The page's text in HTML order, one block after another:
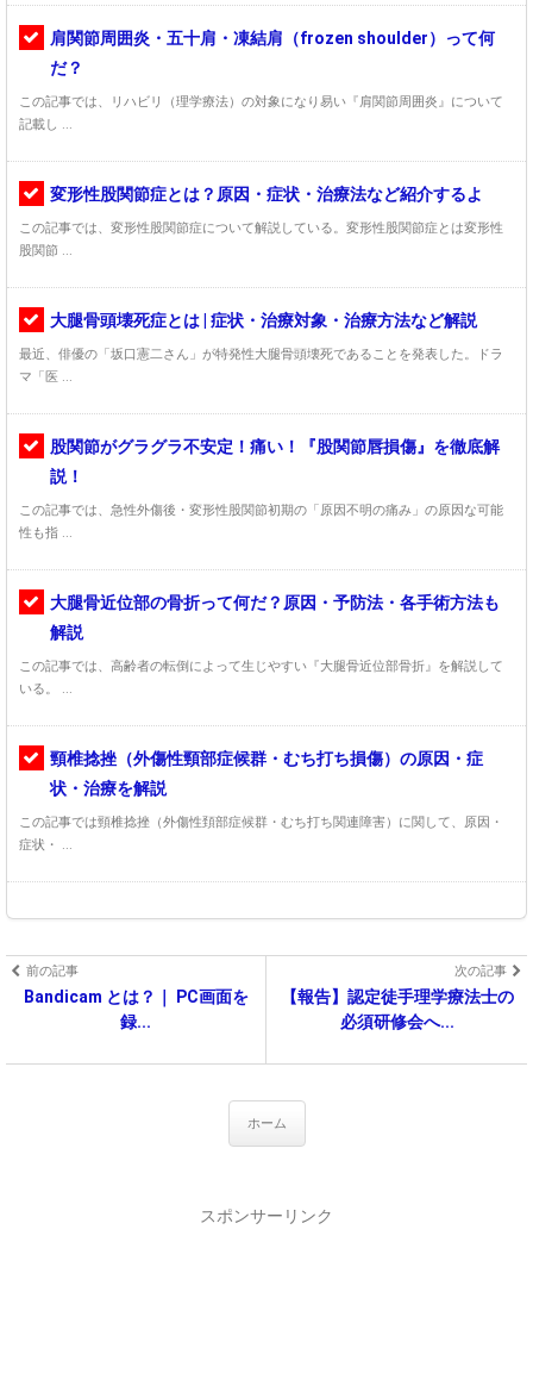
肩関節周囲炎・五十肩・凍結肩（frozen shoulder）って何
だ？
この記事では、リハビリ（理学療法）の対象になり易い『肩関節周囲炎』について
記載し ...
変形性股関節症とは？原因・症状・治療法など紹介するよ
この記事では、変形性股関節症について解説している。変形性股関節症とは変形性
股関節 ...
大腿骨頭壊死症とは | 症状・治療対象・治療方法など解説
最近、俳優の「坂口憲二さん」が特発性大腿骨頭壊死であることを発表した。ドラ
マ「医 ...
股関節がグラグラ不安定！痛い！『股関節唇損傷』を徹底解
説！
この記事では、急性外傷後・変形性股関節初期の「原因不明の痛み」の原因な可能
性も指 ...
大腿骨近位部の骨折って何だ？原因・予防法・各手術方法も
解説
この記事では、高齢者の転倒によって生じやすい『大腿骨近位部骨折』を解説して
いる。 ...
頸椎捻挫（外傷性頸部症候群・むち打ち損傷）の原因・症
状・治療を解説
この記事では頸椎捻挫（外傷性頚部症候群・むち打ち関連障害）に関して、原因・
症状・ ...
前の記事
Bandicam とは？｜ PC画面を
録...
次の記事
【報告】認定徒手理学療法士の
必須研修会へ...
ホーム
スポンサーリンク